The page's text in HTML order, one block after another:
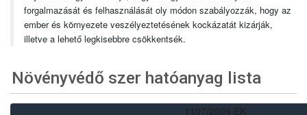
forgalmazását és felhasználását oly módon szabályozzák, hogy az
ember és környezete veszélyeztetésének kockázatát kizárják,
illetve a lehető legkisebbre csökkentsék.
Növényvédő szer hatóanyag lista